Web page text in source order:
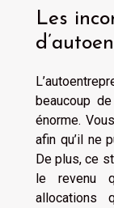
Les
beaucoup
énorme.
afin qu’il ne
De plus, ce
le revenu
allocations